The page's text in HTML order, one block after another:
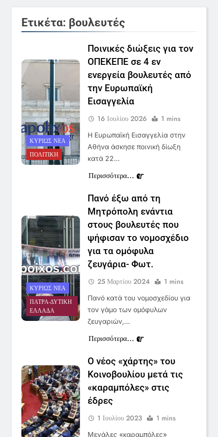
Ετικέτα: βουλευτές
ΚΥΡΊΩΣ ΝΈΑ
ΠΟΛΙΤΙΚΉ
Ποινικές διώξεις για τον
ΟΠΕΚΕΠΕ σε 4 εν
ενεργεία βουλευτές από
την Ευρωπαϊκή
Εισαγγελία
16 Ιουλίου 2026 1 mins
Η Ευρωπαϊκή Εισαγγελία στην
Αθήνα άσκησε ποινική δίωξη
κατά 22…
Περισσότερα...
ΚΥΡΊΩΣ ΝΈΑ
ΠΆΤΡΑ-ΔΥΤΙΚΉ
ΕΛΛΆΔΑ
Πανό έξω από τη
Μητρόπολη ενάντια
στους βουλευτές που
ψήφισαν το νομοσχέδιο
για τα ομόφυλα
ζευγάρια- Φωτ.
25 Μαρτίου 2024 1 mins
Πανό κατά του νομοσχεδίου για
τον γάμο των ομόφυλων
ζευγαριών,…
Περισσότερα...
Ο νέος «χάρτης» του
Κοινοβουλίου μετά τις
«καραμπόλες» στις
έδρες
1 Ιουλίου 2023 1 mins
Μεγάλες «καραμπόλες»
5
Ο Παναγιώτης Στάθης στο
ειδήσεων της ΕΡΤ
Στον ΑΝΤ1 η Σία Κοσιώνη- Η
ανακοίνωση του σταθμού
LIFESTYLE-MEDIA
7
Τέλος από τον ΑΝΤ1 ο
Παναγιώτης Στάθης
LIFESTYLE-MEDIA